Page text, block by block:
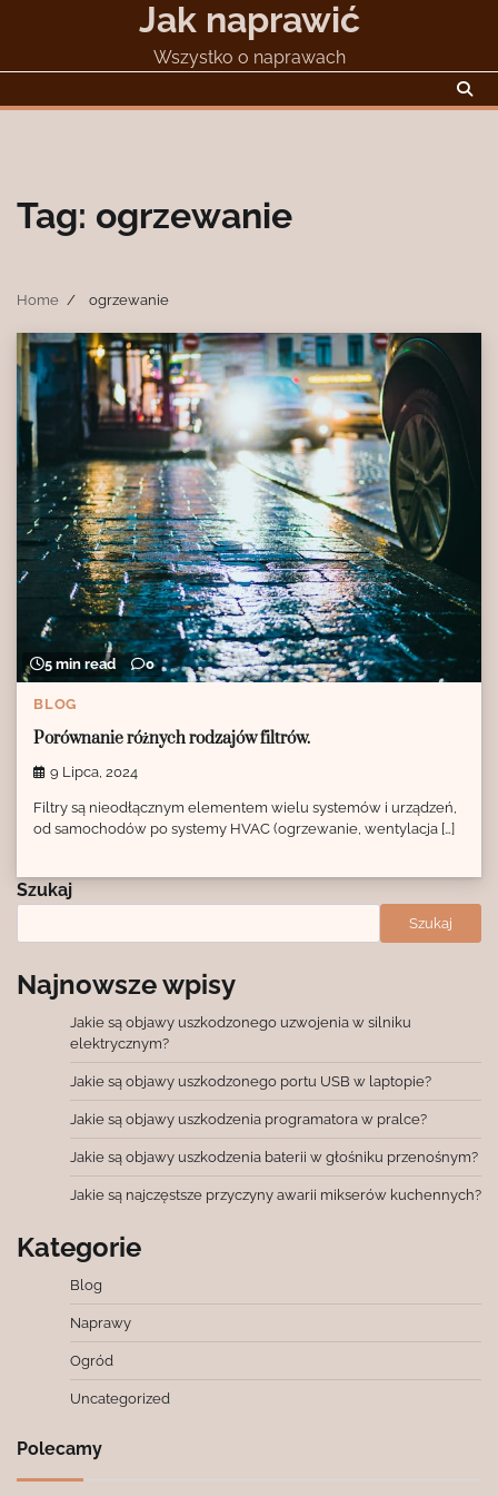
Jak naprawić
Wszystko o naprawach
Tag: ogrzewanie
Home ogrzewanie
5 min read 0
BLOG
Porównanie różnych rodzajów filtrów.
9 Lipca, 2024
Filtry są nieodłącznym elementem wielu systemów i urządzeń,
od samochodów po systemy HVAC (ogrzewanie, wentylacja […]
Szukaj
Szukaj
Najnowsze wpisy
Jakie są objawy uszkodzonego uzwojenia w silniku
elektrycznym?
Jakie są objawy uszkodzonego portu USB w laptopie?
Jakie są objawy uszkodzenia programatora w pralce?
Jakie są objawy uszkodzenia baterii w głośniku przenośnym?
Jakie są najczęstsze przyczyny awarii mikserów kuchennych?
Kategorie
Blog
Naprawy
Ogród
Uncategorized
Polecamy